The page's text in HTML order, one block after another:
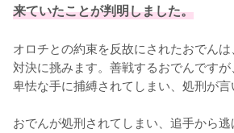
来ていたことが判明しました。
オロチとの約束を反故にされたおでん
対決に挑みます。善戦するおでんです
卑怯な手に捕縛されてしまい、処刑が言
おでんが処刑されてしまい、追手から逃